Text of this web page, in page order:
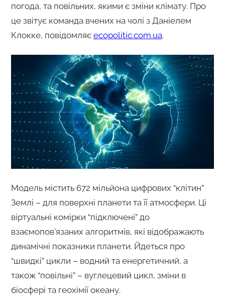
погода, та повільних, якими є зміни клімату. Про
це звітує команда вчених на чолі з Даніелем
Клокке, повідомляє ecopolitic.com.ua.
Модель містить 672 мільйона цифрових “клітин”
Землі – для поверхні планети та її атмосфери. Ці
віртуальні комірки “підключені” до
взаємопов’язаних алгоритмів, які відображають
динамічні показники планети. Йдеться про
“швидкі” цикли – водний та енергетичний, а
також “повільні” – вуглецевий цикл, зміни в
біосфері та геохімії океану.